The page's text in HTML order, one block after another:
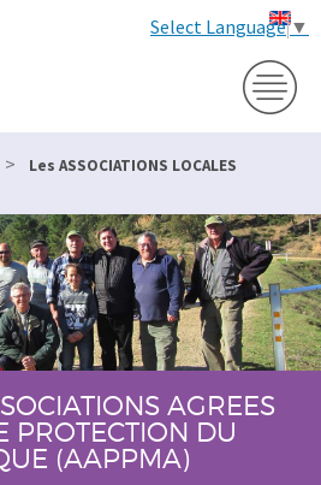
Select Language▼
>
Les ASSOCIATIONS LOCALES
AGREES
PROTECTION DU
(AAPPMA)